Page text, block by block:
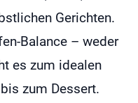
Gerichten.
Balance – weder
es zum idealen
zum Dessert.